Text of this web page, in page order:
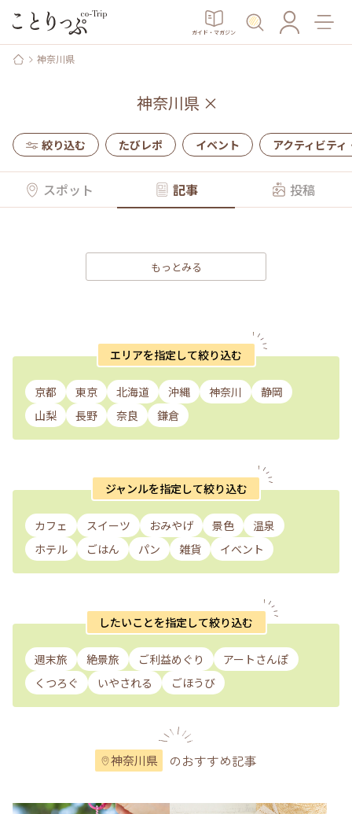
ガイド・マガジン
神奈川県
神奈川県 ×
絞り込む たびレポ イベント アクティビティ
スポット 記事 投稿
もっとみる
エリアを指定して絞り込む
京都 東京 北海道 沖縄 神奈川
静岡
山梨
長野 奈良 鎌倉
ジャンルを指定して絞り込む
カフェ スイーツ おみやげ 景色
温泉
ホテル
ごはん パン 雑貨 イベント
したいことを指定して絞り込む
週末旅 絶景旅 ご利益めぐり
アートさんぽ
くつろぐ
いやされる ごほうび
神奈川県 のおすすめ記事